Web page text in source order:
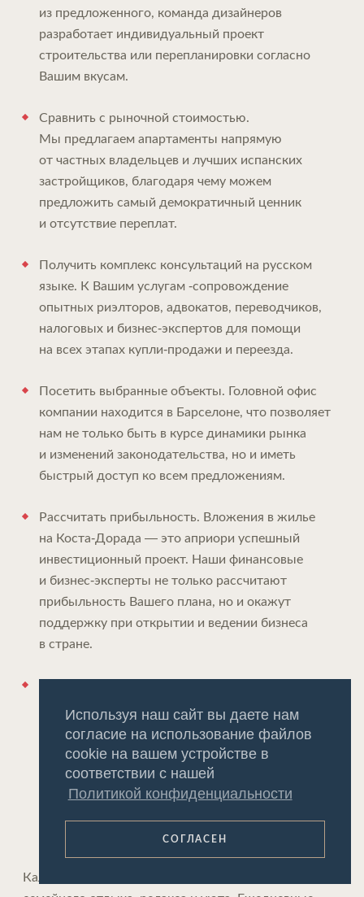
Используя наш сайт вы даете нам
согласие на использование файлов
cookie на вашем устройстве в
соответствии с нашей
Политикой конфиденциальности
СОГЛАСЕН
из предложенного, команда дизайнеров
разработает индивидуальный проект
строительства или перепланировки согласно
Вашим вкусам.
Сравнить с рыночной стоимостью.
Мы предлагаем апартаменты напрямую
от частных владельцев и лучших испанских
застройщиков, благодаря чему можем
предложить самый демократичный ценник
и отсутствие переплат.
Получить комплекс консультаций на русском
языке. К Вашим услугам -сопровождение
опытных риэлторов, адвокатов, переводчиков,
налоговых и бизнес-экспертов для помощи
на всех этапах купли-продажи и переезда.
Посетить выбранные объекты. Головной офис
компании находится в Барселоне, что позволяет
нам не только быть в курсе динамики рынка
и изменений законодательства, но и иметь
быстрый доступ ко всем предложениям.
Рассчитать прибыльность. Вложения в жилье
на Коста-Дорада — это априори успешный
инвестиционный проект. Наши финансовые
и бизнес-эксперты не только рассчитают
прибыльность Вашего плана, но и окажут
поддержку при открытии и ведении бизнеса
в стране.
Проживающие в стране эксперты окажут
комплексную поддержку в процессе переезда
и адаптации, в том числе, при открытии счета
в банке, оформлении ВНЖ, подборе арендаторов
или страхования для Вашего дома и т.д.
Калафель давно стал синонимом спокойного